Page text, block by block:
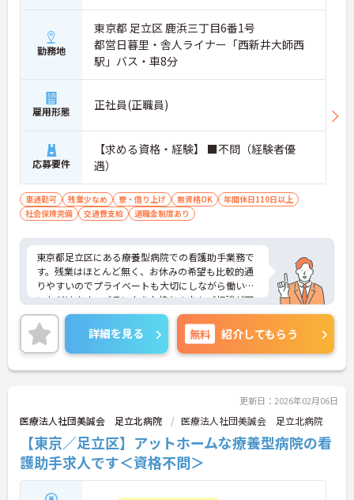
勤務地
東京都 足立区 鹿浜三丁目6番1号
都営日暮里・舎人ライナー「西新井大師西
駅」バス・車8分
雇用形態 正社員(正職員)
応募要件
【求める資格・経験】 ■不問（経験者優
遇）
車通勤可 残業少なめ 寮・借り上げ 無資格OK
年間休日110日以上
社会保険完備
交通費支給 退職金制度あり
東京都足立区にある療養型病院での看護助手業務で
す。残業はほとんど無く、お休みの希望も比較的通
りやすいのでプライベートも大切にしながら働いて
いただけます。ブランクをお持ちの方もご相談が可
能です。ご興味のある方は面接対策ポイントなどお
話致しますのでお気軽にお問い合わせください。
詳細を見る 無料 紹介してもらう
更新日：2026年02月06日
医療法人社団美誠会 足立北病院 医療法人社団美誠会 足立北病院
【東京／足立区】アットホームな療養型病院の看
護助手求人です＜資格不問＞